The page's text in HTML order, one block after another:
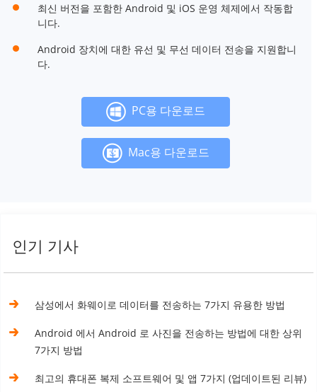
최신 버전을 포함한 Android 및 iOS 운영 체제에서 작동합
니다.
Android 장치에 대한 유선 및 무선 데이터 전송을 지원합니
다.
PC용 다운로드
Mac용 다운로드
인기 기사
삼성에서 화웨이로 데이터를 전송하는 7가지 유용한 방법
Android 에서 Android 로 사진을 전송하는 방법에 대한 상위
7가지 방법
최고의 휴대폰 복제 소프트웨어 및 앱 7가지 (업데이트된 리뷰)